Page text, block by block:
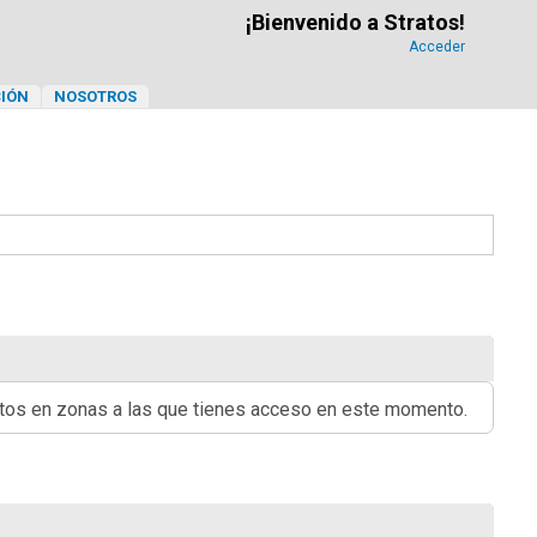
¡Bienvenido a Stratos!
Acceder
NOSOTROS
en zonas a las que tienes acceso en este momento.